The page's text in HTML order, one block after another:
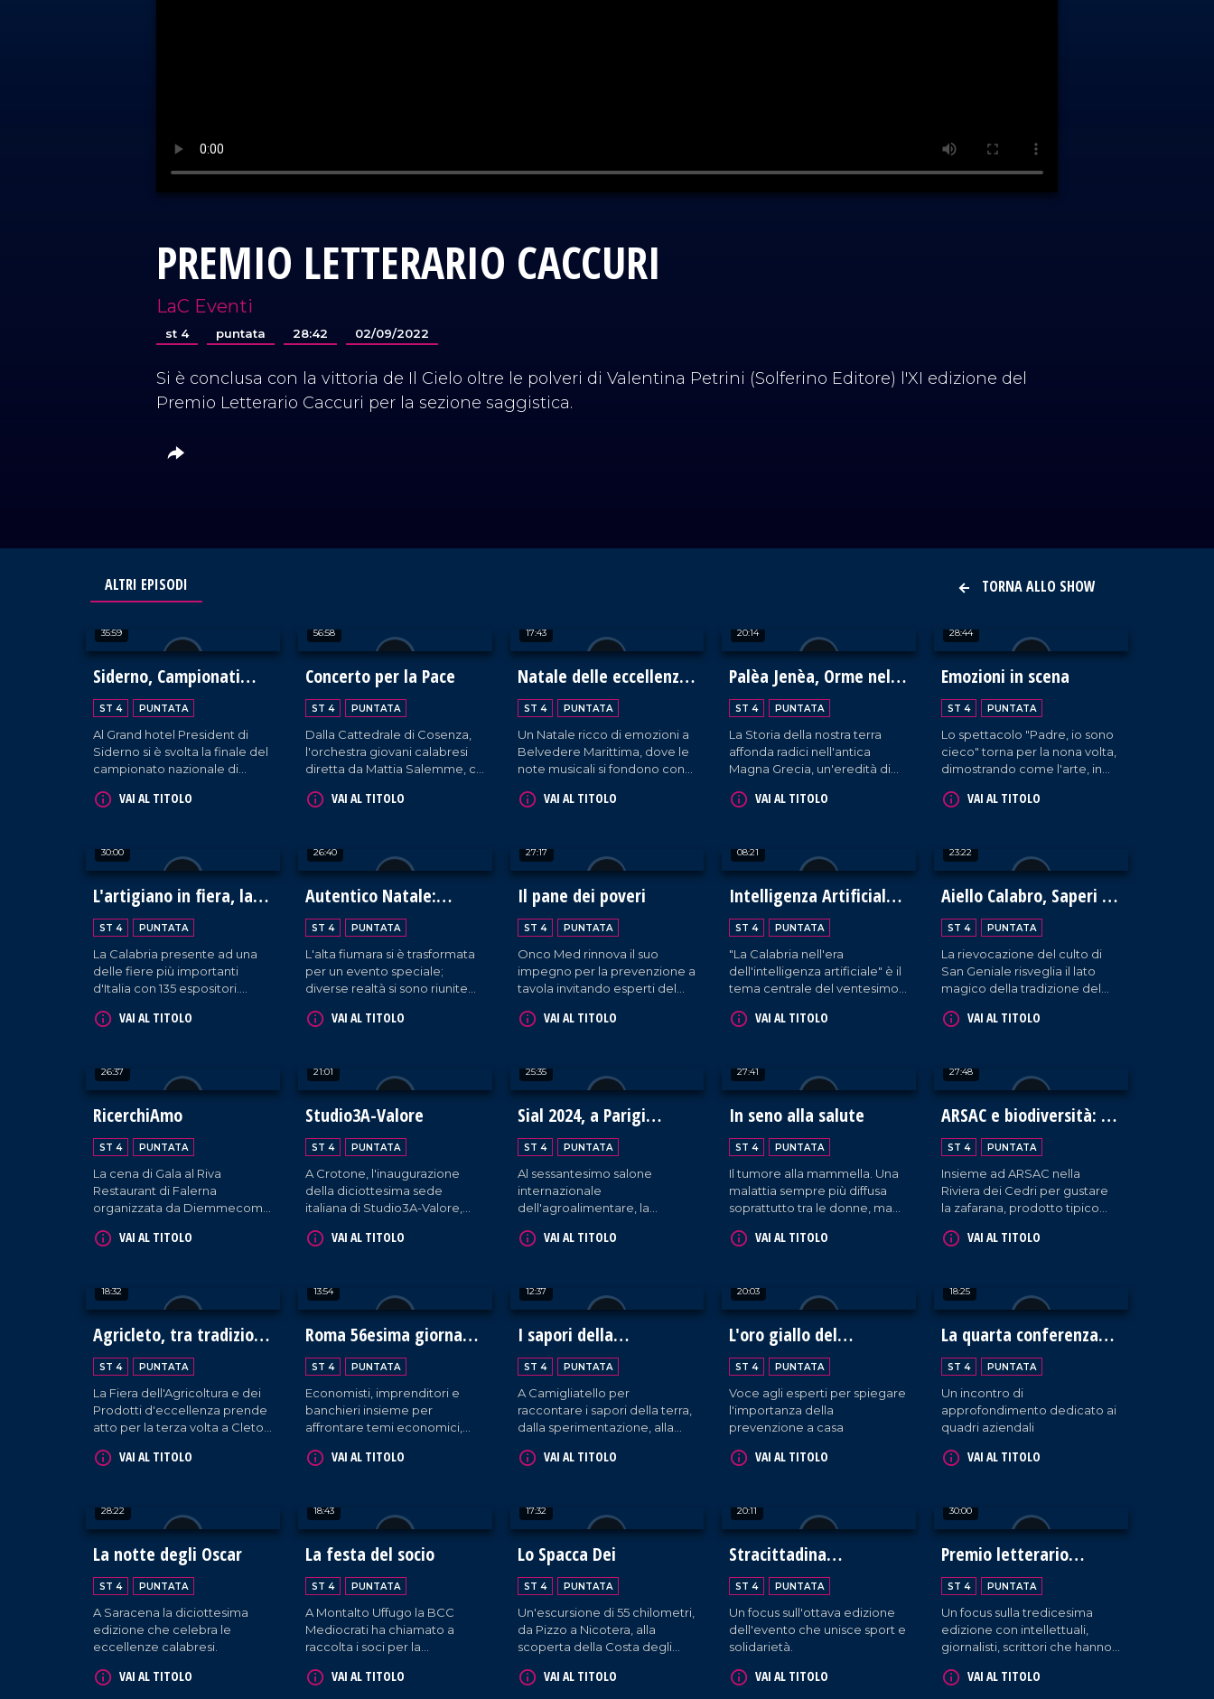
PREMIO LETTERARIO CACCURI
LaC Eventi
st 4 puntata 28:42 02/09/2022
Si è conclusa con la vittoria de Il Cielo oltre le polveri di Valentina Petrini (Solferino Editore) l'XI edizione del
Premio Letterario Caccuri per la sezione saggistica.
TORNA ALLO SHOW
ALTRI EPISODI
35:59
Siderno, Campionati
Italiani di Cucina 2024
ST 4 PUNTATA
Al Grand hotel President di
Siderno si è svolta la finale del
campionato nazionale di
hanno gareggiato creando
unico, ricco di emozioni e
sapori.
VAI AL TITOLO
56:58
Concerto per la Pace
ST 4 PUNTATA
Dalla Cattedrale di Cosenza,
l'orchestra giovani calabresi
diretta da Mattia Salemme, ci
unione e bellezza che celebra
VAI AL TITOLO
17:43
Natale delle eccellenze
calabresi a Belvedere
Marittimo
ST 4 PUNTATA
Un Natale ricco di emozioni a
Belvedere Marittima, dove le
note musicali si fondono con
autentiche. Un'occasione per
territorio.
VAI AL TITOLO
20:14
Palèa Jenèa, Orme nella
Storia della Calabria
Greca
ST 4 PUNTATA
La Storia della nostra terra
affonda radici nell'antica
Magna Grecia, un'eredità di
oggi ci definisce. Il progetto
coinvolgendo tutte le scuole
di Reggio Calabria.
VAI AL TITOLO
28:44
Emozioni in scena
ST 4 PUNTATA
Lo spettacolo "Padre, io sono
cieco" torna per la nona volta,
dimostrando come l'arte, in
linguaggio universale di libertà
VAI AL TITOLO
30:00
L'artigiano in fiera, la
Calabria protagonista a
Milano
ST 4 PUNTATA
La Calabria presente ad una
delle fiere più importanti
d'Italia con 135 espositori.
accompagna alla scoperta
primario e secondario del
territorio, tra gli ospiti due
eccellenze Antonio Giulio
Grande e Fortunato Amarelli.
Un incontro importante tra
passato e futuro che ha uno
sguardo rivolto verso il
progresso.
VAI AL TITOLO
26:40
Autentico Natale:
Ambasciatori
dell'Autismo
ST 4 PUNTATA
L'alta fiumara si è trasformata
per un evento speciale;
diverse realtà si sono riunite
ambasciatrici dell'autismo. Si
voce ad ogni bisbiglio.
VAI AL TITOLO
27:17
Il pane dei poveri
ST 4 PUNTATA
Onco Med rinnova il suo
impegno per la prevenzione a
tavola invitando esperti del
le modalità di assunzione del
VAI AL TITOLO
08:21
Intelligenza Artificiale
in Calabria
ST 4 PUNTATA
"La Calabria nell'era
dell'intelligenza artificiale" è il
tema centrale del ventesimo
Mediocrati, con interventi da
svantaggi delle nuove
tecnologie.
VAI AL TITOLO
23:22
Aiello Calabro, Saperi e
Sapori d'Autunno 2024:
un viaggio tra storia,
tradizioni e fede
ST 4 PUNTATA
La rievocazione del culto di
San Geniale risveglia il lato
magico della tradizione del
quarta edizione dell'evento
VAI AL TITOLO
26:37
RicerchiAmo
ST 4 PUNTATA
La cena di Gala al Riva
Restaurant di Falerna
organizzata da Diemmecom
mauriziana per raccogliere
dell'UMG.
VAI AL TITOLO
21:01
Studio3A-Valore
ST 4 PUNTATA
A Crotone, l'inaugurazione
della diciottesima sede
italiana di Studio3A-Valore,
cittadini quando si tratta di
VAI AL TITOLO
25:35
Sial 2024, a Parigi
sfilano le eccellenze
gastronomiche della
Calabria
ST 4 PUNTATA
Al sessantesimo salone
internazionale
dell'agroalimentare, la
patria di bontà culinarie da
VAI AL TITOLO
27:41
In seno alla salute
ST 4 PUNTATA
Il tumore alla mammella. Una
malattia sempre più diffusa
soprattutto tra le donne, ma
uomini.VAI AL TITOLO
27:48
ARSAC e biodiversità: la
zafarana di Tortora
ST 4 PUNTATA
Insieme ad ARSAC nella
Riviera dei Cedri per gustare
la zafarana, prodotto tipico
della biodiversità in Calabria.
VAI AL TITOLO
18:32
Agricleto, tra tradizione
e innovazione
ST 4 PUNTATA
La Fiera dell'Agricoltura e dei
Prodotti d'eccellenza prende
atto per la terza volta a Cleto,
tradizionale e innovativo.
VAI AL TITOLO
13:54
Roma 56esima giornata
del credito
ST 4 PUNTATA
Economisti, imprenditori e
banchieri insieme per
affrontare temi economici,
VAI AL TITOLO
12:37
I sapori della
Biodiversità
ST 4 PUNTATA
A Camigliatello per
raccontare i sapori della terra,
dalla sperimentazione, alla
VAI AL TITOLO
20:03
L'oro giallo del
Mediterraneo
ST 4 PUNTATA
Voce agli esperti per spiegare
l'importanza della
prevenzione a casa
VAI AL TITOLO
18:25
La quarta conferenza
della BCC Mediocrati
ST 4 PUNTATA
Un incontro di
approfondimento dedicato ai
quadri aziendali
VAI AL TITOLO
28:22
La notte degli Oscar
ST 4 PUNTATA
A Saracena la diciottesima
edizione che celebra le
eccellenze calabresi.
VAI AL TITOLO
18:43
La festa del socio
ST 4 PUNTATA
A Montalto Uffugo la BCC
Mediocrati ha chiamato a
raccolta i soci per la
compagine sociale.
VAI AL TITOLO
17:32
Lo Spacca Dei
ST 4 PUNTATA
Un'escursione di 55 chilometri,
da Pizzo a Nicotera, alla
scoperta della Costa degli
VAI AL TITOLO
20:11
Stracittadina
Filadelfiese 2024
ST 4 PUNTATA
Un focus sull'ottava edizione
dell'evento che unisce sport e
solidarietà.
VAI AL TITOLO
30:00
Premio letterario
Caccuri
ST 4 PUNTATA
Un focus sulla tredicesima
edizione con intellettuali,
giornalisti, scrittori che hanno
nella Presila crotonese.
VAI AL TITOLO